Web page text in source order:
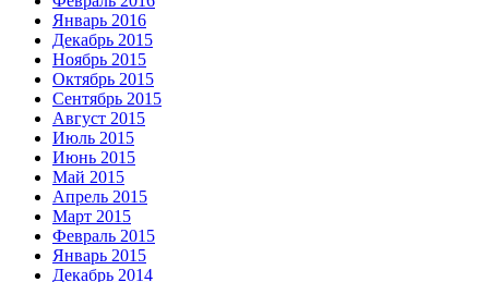
Январь 2016
Декабрь 2015
Ноябрь 2015
Октябрь 2015
Сентябрь 2015
Август 2015
Июль 2015
Июнь 2015
Май 2015
Апрель 2015
Март 2015
Февраль 2015
Январь 2015
Декабрь 2014